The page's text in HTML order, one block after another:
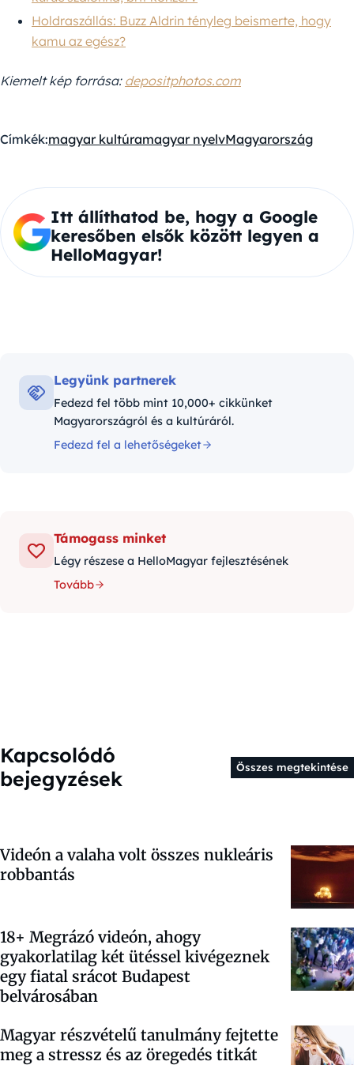
Holdraszállás: Buzz Aldrin tényleg beismerte, hogy
kamu az egész?
Kiemelt kép forrása: depositphotos.com
Címkék:magyar kultúramagyar nyelvMagyarország
Itt állíthatod be, hogy a Google
keresőben elsők között legyen a
HelloMagyar!
Legyünk partnerek
Fedezd fel több mint 10,000+ cikkünket
Magyarországról és a kultúráról.
Fedezd fel a lehetőségeket
Támogass minket
Légy részese a HelloMagyar fejlesztésének
Tovább
Kapcsolódó
bejegyzések
Összes megtekintése
Videón a valaha volt összes nukleáris
robbantás
18+ Megrázó videón, ahogy
gyakorlatilag két ütéssel kivégeznek
egy fiatal srácot Budapest
belvárosában
Magyar részvételű tanulmány fejtette
meg a stressz és az öregedés titkát